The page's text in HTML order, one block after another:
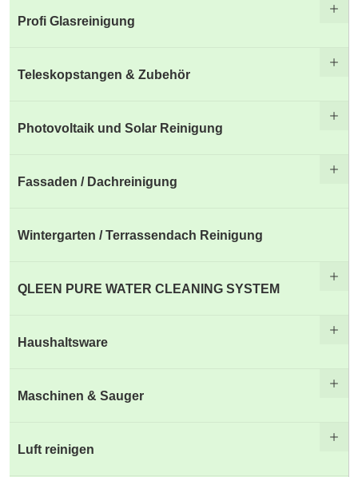
Profi Glasreinigung
Teleskopstangen & Zubehör
Photovoltaik und Solar Reinigung
Fassaden / Dachreinigung
Wintergarten / Terrassendach Reinigung
QLEEN PURE WATER CLEANING SYSTEM
Haushaltsware
Maschinen & Sauger
Luft reinigen